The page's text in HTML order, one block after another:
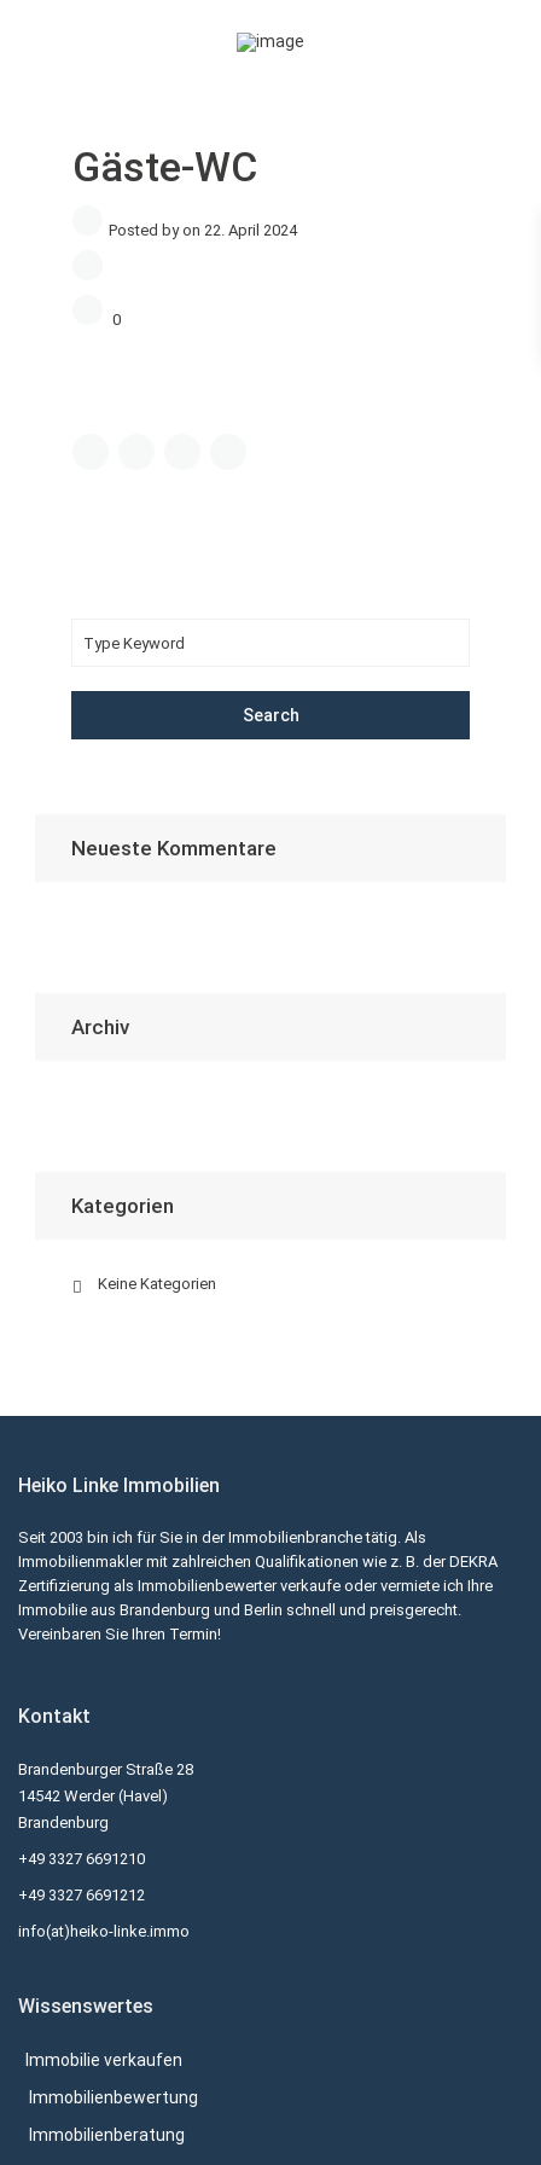
Gäste-WC
Posted by on 22. April 2024
0
Search
Neueste Kommentare
Archiv
Kategorien
Keine Kategorien
Heiko Linke Immobilien
Seit 2003 bin ich für Sie in der Immobilienbranche tätig. Als
Immobilienmakler mit zahlreichen Qualifikationen wie z. B. der DEKRA
Zertifizierung als Immobilienbewerter verkaufe oder vermiete ich Ihre
Immobilie aus Brandenburg und Berlin schnell und preisgerecht.
Vereinbaren Sie Ihren Termin!
Kontakt
Brandenburger Straße 28
14542 Werder (Havel)
Brandenburg
+49 3327 6691210
+49 3327 6691212
info(at)heiko-linke.immo
Wissenswertes
Immobilie verkaufen
Immobilienbewertung
Immobilienberatung